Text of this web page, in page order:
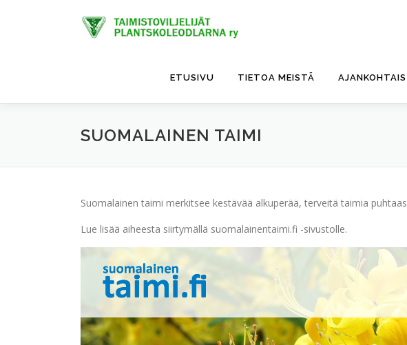
ETUSIVU TIETOA MEISTÄ
SUOMALAINEN TAIMI
Suomalainen taimi merkitsee kestävää alkuperää, terveitä taimia
Lue lisää aiheesta siirtymällä suomalainentaimi.fi -sivustolle.